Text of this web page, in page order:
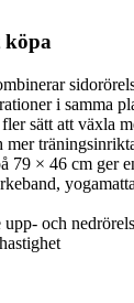
köpa
i samma
sätt att växla
79 × 46 cm ger
upp- och